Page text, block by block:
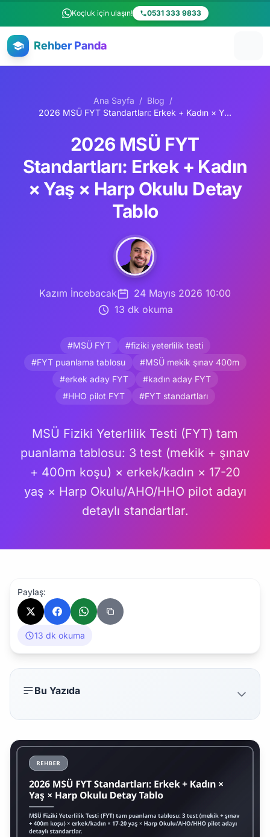
Ana içeriğe atlaKoçluk için ulaşın! 0531 333 9833
Rehber Panda
Ana Sayfa / Blog /
2026 MSÜ FYT Standartları: Erkek + Kadın × Yaş × Harp Okulu Detay Tablo
2026 MSÜ FYT
Standartları: Erkek + Kadın
× Yaş × Harp Okulu Detay
Tablo
Kazım İncebacak
24 Mayıs 2026 10:00
13 dk okuma
#MSÜ FYT
#fiziki yeterlilik testi
#FYT puanlama tablosu
#MSÜ mekik şınav 400m
#erkek aday FYT
#kadın aday FYT
#HHO pilot FYT
#FYT standartları
MSÜ Fiziki Yeterlilik Testi (FYT) tam
puanlama tablosu: 3 test (mekik + şınav
+ 400m koşu) × erkek/kadın × 17-20
yaş × Harp Okulu/AHO/HHO pilot adayı
detaylı standartlar.
Paylaş:
13 dk okuma
Bu Yazıda